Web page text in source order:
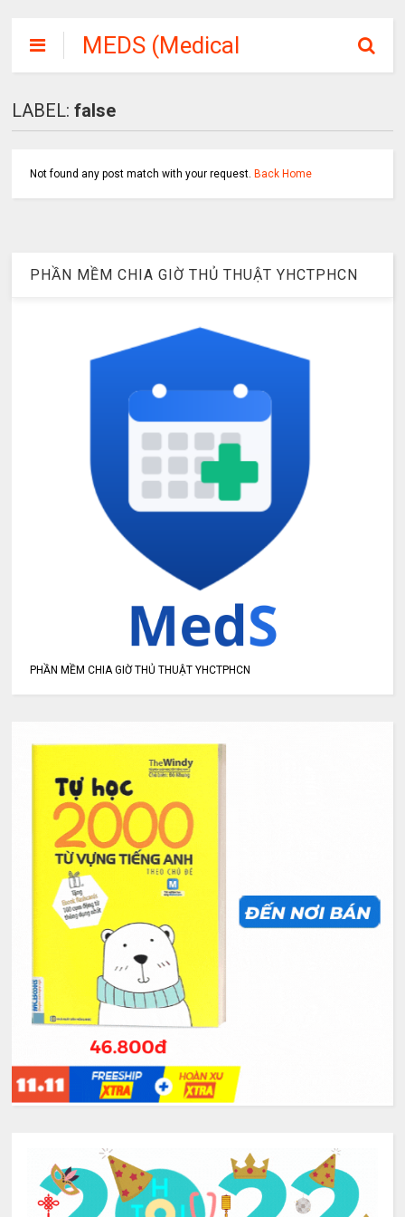
MEDS (Medical
Student or
Medicine Soft)
LABEL:false
Not found any post match with your request. Back Home
PHẦN MỀM CHIA GIỜ THỦ THUẬT YHCTPHCN
PHẦN MỀM CHIA GIỜ THỦ THUẬT YHCTPHCN